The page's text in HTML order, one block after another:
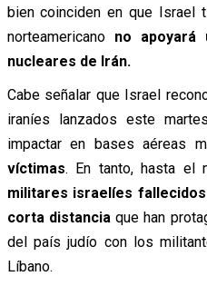
bien coinciden en que Israel
norteamericano no apoyará
nucleares de Irán.
Cabe señalar que Israel
iraníes lanzados este
impactar en bases aéreas
víctimas. En tanto, hasta el
militares israelíes
corta distancia que han
del país judío con los
Líbano.